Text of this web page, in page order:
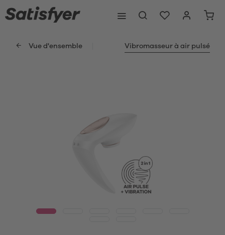
Vue d'ensemble Vibromasseur à air pulsé